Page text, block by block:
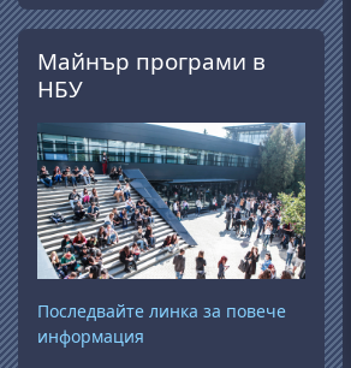
Прескочи Майнър програми в НБУ
Майнър програми в
НБУ
Последвайте линка за повече
информация